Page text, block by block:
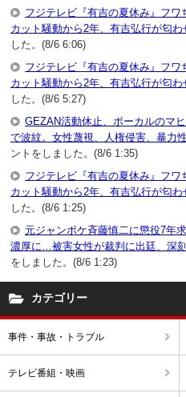
フジテレビ『有吉の夏休み』フ
カット騒動から2年、有吉弘行が匂わ
した。(8/6 6:06)
フジテレビ『有吉の夏休み』フ
カット騒動から2年、有吉弘行が匂わ
した。(8/6 5:27)
GEZAN活動休止、ボーカルのマ
で波紋。女性蔑視、人権侵害、暴力
ントをしました。(8/6 1:35)
フジテレビ『有吉の夏休み』フ
カット騒動から2年、有吉弘行が匂わ
した。(8/6 1:25)
元ジャンポケ斉藤慎二に懲役7年
濃厚に…被害女性が裁判に出廷、深
をしました。(8/6 1:23)
カテゴリー
事件・事故・トラブル
テレビ番組・映画